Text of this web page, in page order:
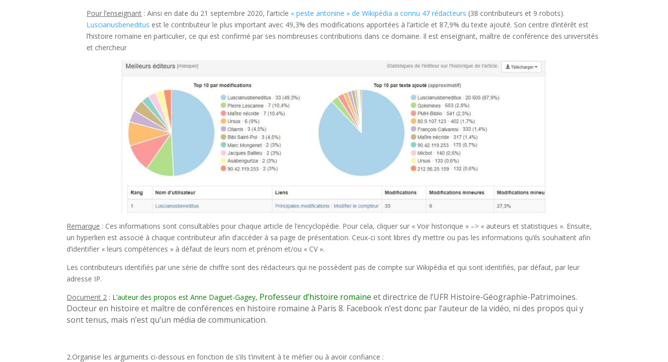
Pour l’enseignant : Ainsi en date du 21 septembre 2020, l’article « peste antonine » de Wikipédia a connu 47 rédacteurs (38 contributeurs et 9 robots).
Luscianusbeneditus est le contributeur le plus important avec 49,3% des modifications apportées à l’article et 87,9% du texte ajouté. Son centre d’intérêt est
l’histoire romaine en particulier, ce qui est confirmé par ses nombreuses contributions dans ce domaine. Il est enseignant, maître de conférence des universités
et chercheur
Remarque : Ces informations sont consultables pour chaque article de l’encyclopédie. Pour cela, cliquer sur « Voir historique » –> « auteurs et statistiques ». Ensuite,
un hyperlien est associé à chaque contributeur afin d’accéder à sa page de présentation. Ceux-ci sont libres d’y mettre ou pas les informations qu’ils souhaitent afin
d’identifier « leurs compétences » à défaut de leurs nom et prénom et/ou « CV ».
Les contributeurs identifiés par une série de chiffre sont des rédacteurs qui ne possèdent pas de compte sur Wikipédia et qui sont identifiés, par défaut, par leur
adresse IP.
Document 2 : L’auteur des propos est Anne Daguet-Gagey, Professeur d’histoire romaine et directrice de l’UFR Histoire-Géographie-Patrimoines.
Docteur en histoire et maître de conférences en histoire romaine à Paris 8. Facebook n’est donc par l’auteur de la vidéo, ni des propos qui y
sont tenus, mais n’est qu’un média de communication.
2.Organise les arguments ci-dessous en fonction de s’ils t’invitent à te méfier ou à avoir confiance :